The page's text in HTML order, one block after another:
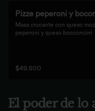
Pizze peperoni y
Masa crocante con queso
peperoni y queso bocconcini
$49.500
El poder de lo